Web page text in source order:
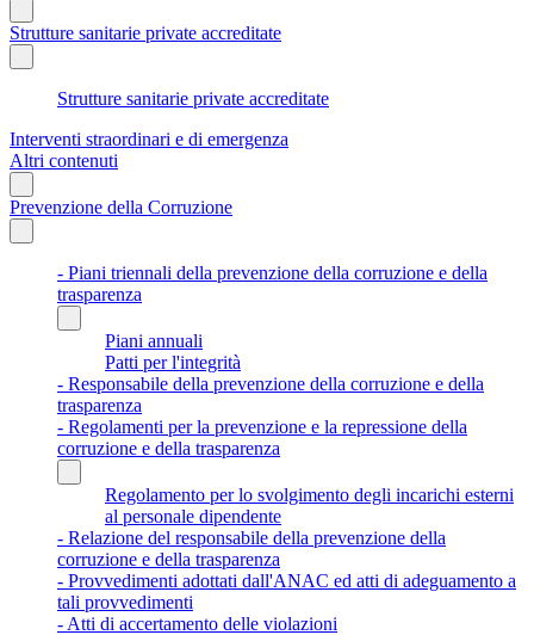
Strutture sanitarie private accreditate
Strutture sanitarie private accreditate
Interventi straordinari e di emergenza
Altri contenuti
Prevenzione della Corruzione
- Piani triennali della prevenzione della corruzione e della
trasparenza
Piani annuali
Patti per l'integrità
- Responsabile della prevenzione della corruzione e della
trasparenza
- Regolamenti per la prevenzione e la repressione della
corruzione e della trasparenza
Regolamento per lo svolgimento degli incarichi esterni
al personale dipendente
- Relazione del responsabile della prevenzione della
corruzione e della trasparenza
- Provvedimenti adottati dall'ANAC ed atti di adeguamento a
tali provvedimenti
- Atti di accertamento delle violazioni